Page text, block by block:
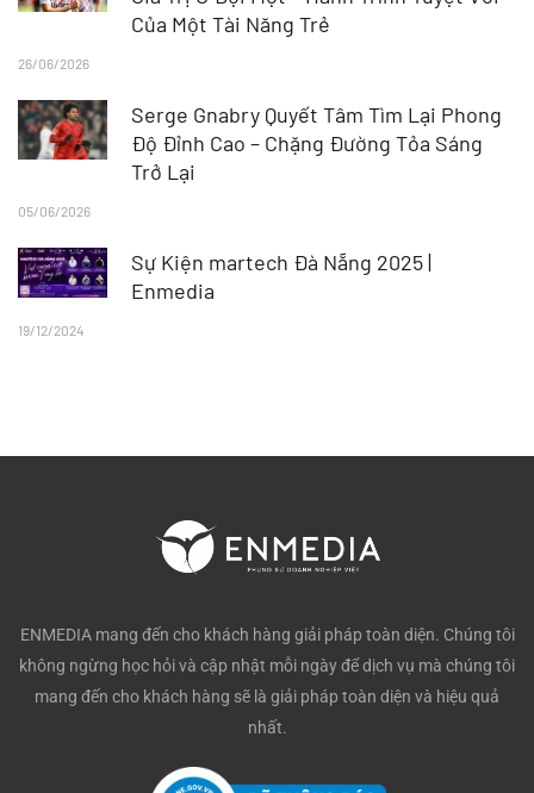
Của Một Tài Năng Trẻ
26/06/2026
Serge Gnabry Quyết Tâm Tìm Lại Phong
Độ Đỉnh Cao – Chặng Đường Tỏa Sáng
Trở Lại
05/06/2026
Sự Kiện martech Đà Nẵng 2025 |
Enmedia
19/12/2024
ENMEDIA mang đến cho khách hàng giải pháp toàn diện. Chúng tôi
không ngừng học hỏi và cập nhật mỗi ngày để dịch vụ mà chúng tôi
mang đến cho khách hàng sẽ là giải pháp toàn diện và hiệu quả
nhất.